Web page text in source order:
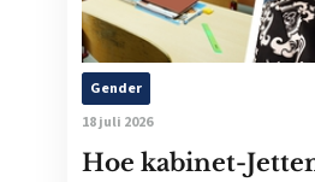
Gender
18 juli 2026
Hoe kabinet-